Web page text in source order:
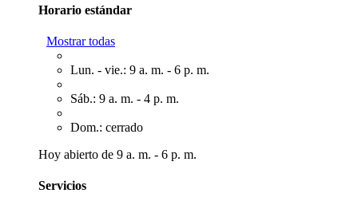
Horario estándar
Mostrar todas
Lun. - vie.: 9 a. m. - 6 p. m.
Sáb.: 9 a. m. - 4 p. m.
Dom.: cerrado
Hoy abierto de 9 a. m. - 6 p. m.
Servicios